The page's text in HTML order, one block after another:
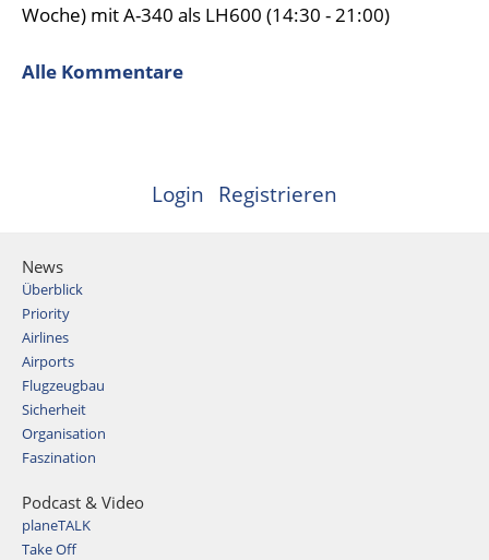
Woche) mit A-340 als LH600 (14:30 - 21:00)
Alle Kommentare
Login Registrieren
News
Überblick
Priority
Airlines
Airports
Flugzeugbau
Sicherheit
Organisation
Faszination
Podcast & Video
planeTALK
Take Off